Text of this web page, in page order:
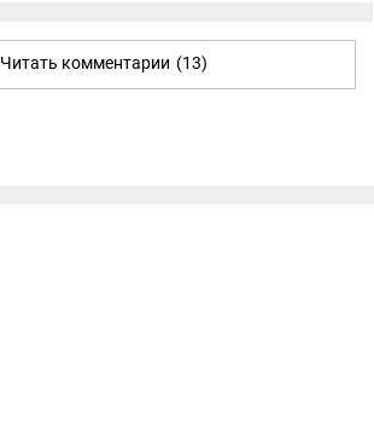
Читать комментарии (13)